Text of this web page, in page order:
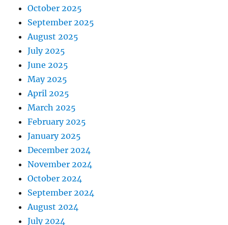
October 2025
September 2025
August 2025
July 2025
June 2025
May 2025
April 2025
March 2025
February 2025
January 2025
December 2024
November 2024
October 2024
September 2024
August 2024
July 2024